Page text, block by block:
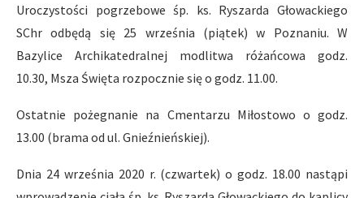
Uroczystości pogrzebowe śp. ks. Ryszarda Głowackiego
SChr odbędą się 25 września (piątek) w Poznaniu. W
Bazylice Archikatedralnej modlitwa różańcowa godz.
10.30, Msza Święta rozpocznie się o godz. 11.00.
Ostatnie pożegnanie na Cmentarzu Miłostowo o godz.
13.00 (brama od ul. Gnieźnieńskiej).
Dnia 24 września 2020 r. (czwartek) o godz. 18.00 nastąpi